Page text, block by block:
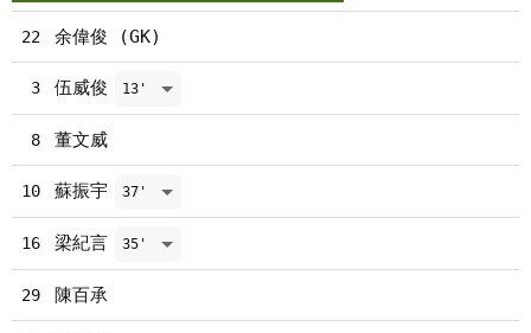
22 余偉俊 (GK)
3 伍威俊 13'
8 董文威
10 蘇振宇 37'
16 梁紀言 35'
29 陳百承